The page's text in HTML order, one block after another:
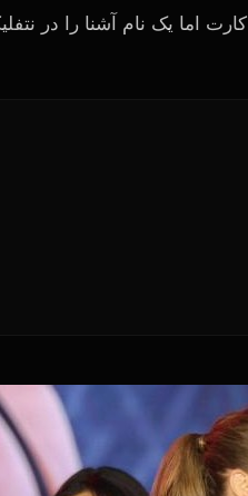
کارت اما یک نام آشنا را در